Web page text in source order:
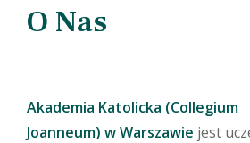
O Nas
Akademia Katolicka (Collegium
Joanneum) w Warszawie jest